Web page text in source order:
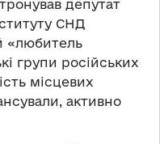
депутат
СНД
«любитель
групи російських
місцевих
активно